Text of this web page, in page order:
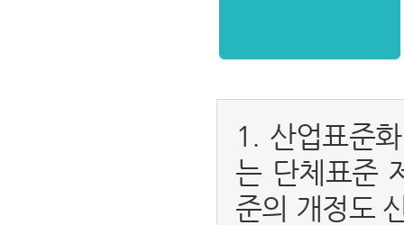
1. 산업표준
는 단체표준
준의 개정도